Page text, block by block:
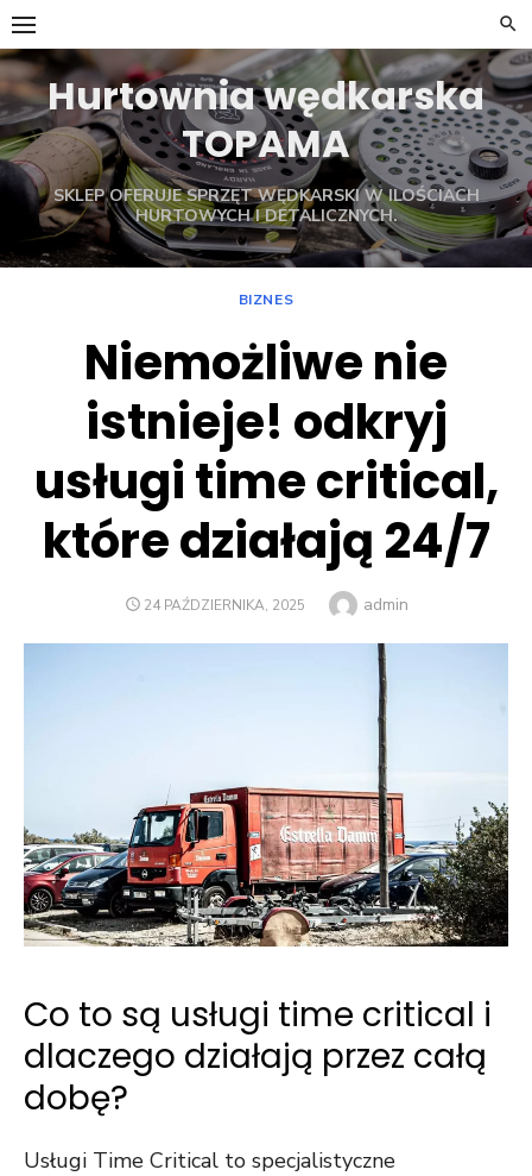
Skip
to
contentHurtownia wędkarska
TOPAMA
SKLEP OFERUJE SPRZĘT WĘDKARSKI W ILOŚCIACH
HURTOWYCH I DETALICZNYCH.
BIZNES
Niemożliwe nie
istnieje! odkryj
usługi time critical,
które działają 24/7
POSTED
24 PAŹDZIERNIKA, 2025 Author
admin
Co to są usługi time critical i
dlaczego działają przez całą
dobę?
Usługi Time Critical to specjalistyczne